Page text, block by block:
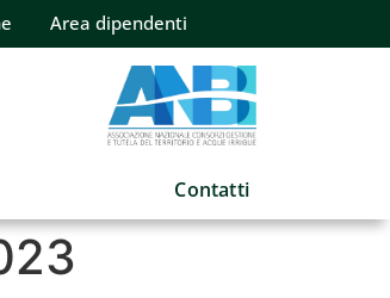
Area dipendenti
Contatti